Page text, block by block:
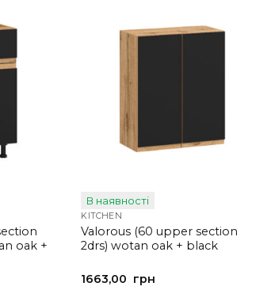
oak +
В наявності
KITCHEN
Valorous (60 upper section
2drs) wotan oak + black
1663,00 грн